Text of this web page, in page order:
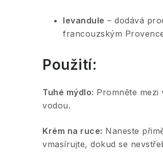
levandule – dodává
francouzským
Použití:
Tuhé mýdlo: Promněte mezi
vodou.
Krém na ruce: Naneste
vmasírujte, dokud se